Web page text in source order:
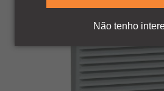
Não tenho